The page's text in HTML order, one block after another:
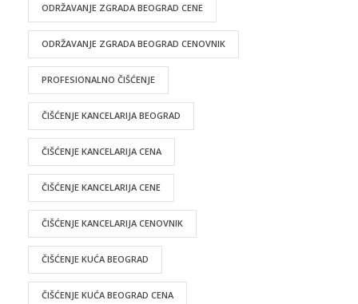
ODRŽAVANJE ZGRADA BEOGRAD CENE
ODRŽAVANJE ZGRADA BEOGRAD CENOVNIK
PROFESIONALNO ČIŠĆENJE
ČIŠĆENJE KANCELARIJA BEOGRAD
ČIŠĆENJE KANCELARIJA CENA
ČIŠĆENJE KANCELARIJA CENE
ČIŠĆENJE KANCELARIJA CENOVNIK
ČIŠĆENJE KUĆA BEOGRAD
ČIŠĆENJE KUĆA BEOGRAD CENA